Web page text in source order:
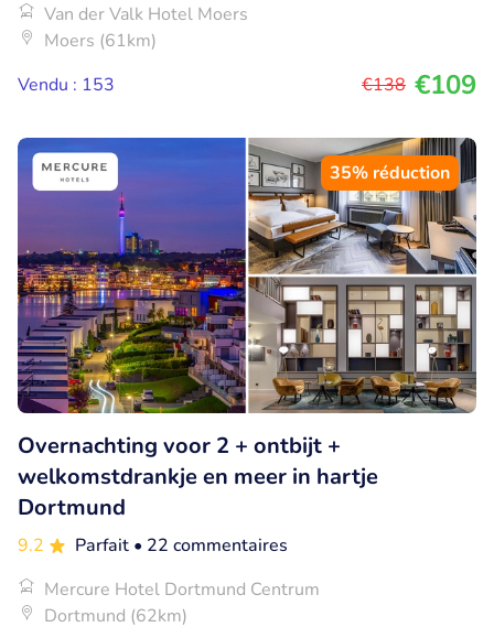
Van der Valk Hotel Moers
Moers (61km)
Vendu : 153
€138 €109
35% réduction
Overnachting voor 2 + ontbijt +
welkomstdrankje en meer in hartje
Dortmund
9.2 Parfait • 22 commentaires
Mercure Hotel Dortmund Centrum
Dortmund (62km)